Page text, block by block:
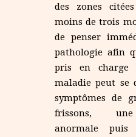
des zones
moins de trois
de penser
pathologie afin
pris en
maladie peut se
symptômes de
frissons,
anormale puis